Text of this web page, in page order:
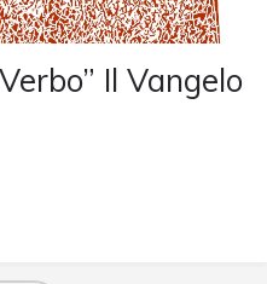
Il Vangelo